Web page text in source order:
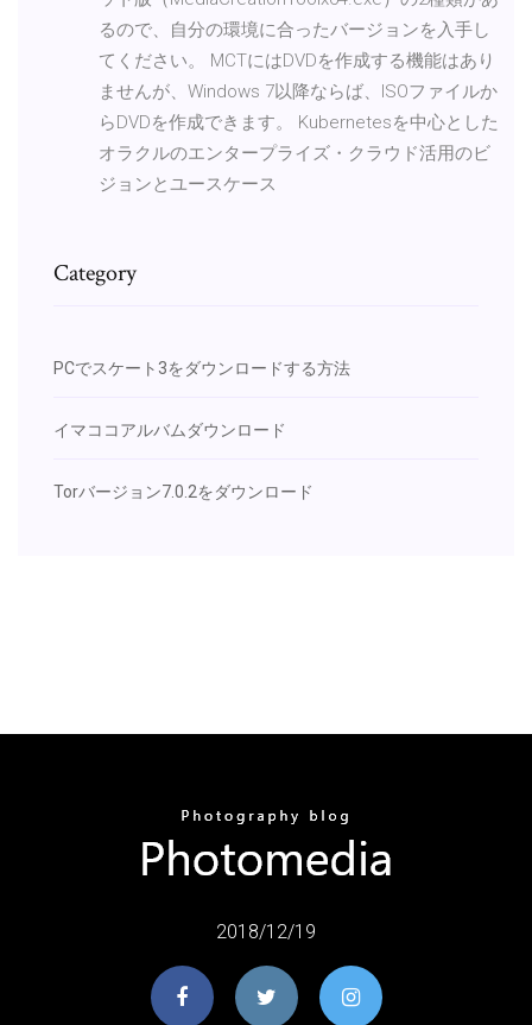
るので、自分の環境に合ったバージョンを入手し
てください。 MCTにはDVDを作成する機能はあり
ませんが、Windows 7以降ならば、ISOファイルか
らDVDを作成できます。 Kubernetesを中心とした
オラクルのエンタープライズ・クラウド活用のビ
ジョンとユースケース
Category
PCでスケート3をダウンロードする方法
イマココアルバムダウンロード
Torバージョン7.0.2をダウンロード
2018/12/19